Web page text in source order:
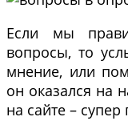
Если мы
вопросы, то
мнение, или
он оказался на
на сайте – супер